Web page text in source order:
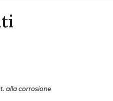
alla corrosione